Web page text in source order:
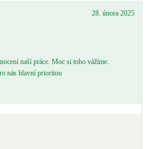
28. února 2025
naší práce. Moc si toho vážíme.
nás hlavní prioritou